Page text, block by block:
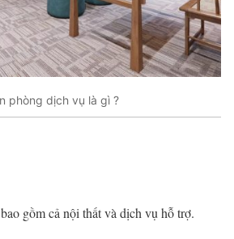
phòng dịch vụ là gì ?
gồm cả nội thất và dịch vụ hỗ trợ.